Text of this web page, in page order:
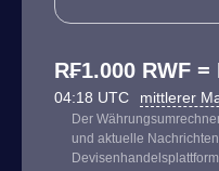
R₣1.000 RWF =
04:18 UTC mittlerer
Der
und aktuelle